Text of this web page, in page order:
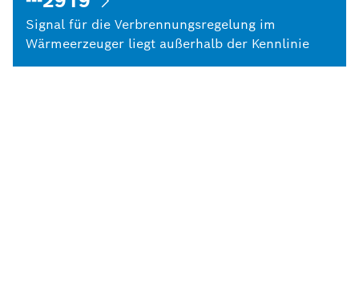
Signal für die Verbrennungsregelung im
Wärmeerzeuger liegt außerhalb der Kennlinie